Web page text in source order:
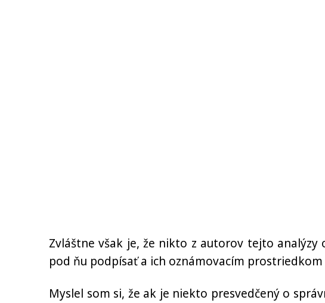
Zvláštne však je, že nikto z autorov tejto analýzy
pod ňu podpísať a ich oznámovacím
Myslel som si, že ak je niekto presvedčený o